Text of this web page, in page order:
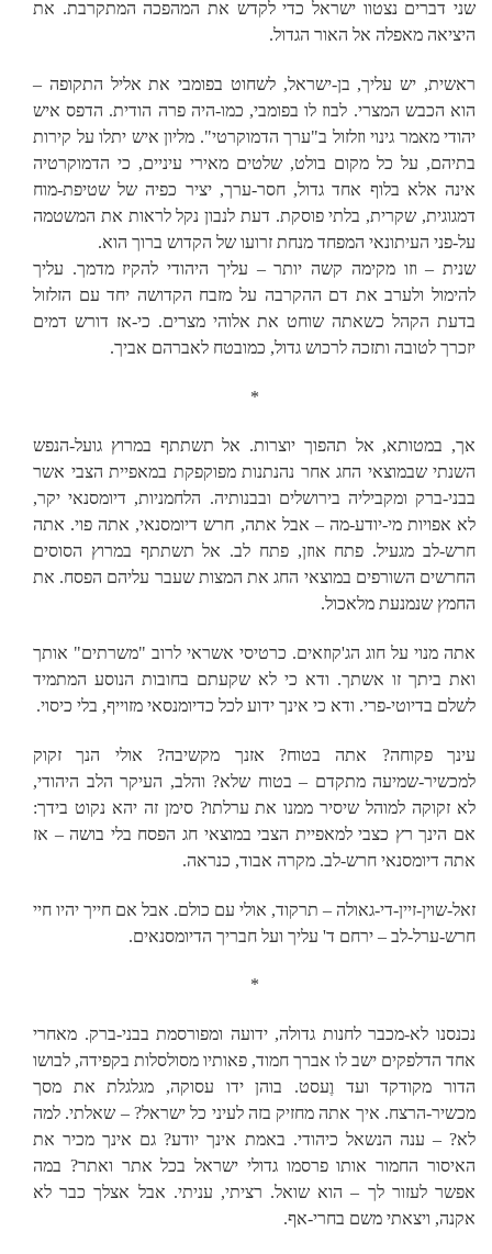
שני דברים נצטוו ישראל כדי לקדש את המהפכה המתקרבת. את
היציאה מאפלה אל האור הגדול.
ראשית, יש עליך, בן-ישראל, לשחוט בפומבי את אליל התקופה –
הוא הכבש המצרי. לבוז לו בפומבי, כמו-היה פרה הודית. הדפס איש
יהודי מאמר גינוי וזלזול ב"ערך הדמוקרטי". מליון איש יתלו על קירות
בתיהם, על כל מקום בולט, שלטים מאירי עיניים, כי הדמוקרטיה
אינה אלא בלוף אחד גדול, חסר-ערך, יציר כפיה של שטיפת-מוח
דמגוגית, שקרית, בלתי פוסקת. דעת לנבון נקל לראות את המשטמה
על-פני העיתונאי המפחד מנחת זרועו של הקדוש ברוך הוא.
שנית – וזו מקימה קשה יותר – עליך היהודי להקיז מדמך. עליך
להימול ולערב את דם ההקרבה על מזבח הקדושה יחד עם הזלזול
בדעת הקהל כשאתה שוחט את אלוהי מצרים. כי-אז דורש דמים
יזכרך לטובה ותזכה לרכוש גדול, כמובטח לאברהם אביך.
*
אך, במטותא, אל תהפוך יוצרות. אל תשתתף במרוץ גועל-הנפש
השנתי שבמוצאי החג אחר נהנתנות מפוקפקת במאפיית הצבי אשר
בבני-ברק ומקביליה בירושלים ובבנותיה. הלחמניות, דיומסנאי יקר,
לא אפויות מי-יודע-מה – אבל אתה, חרש דיומסנאי, אתה פוי. אתה
חרש-לב מגעיל. פתח אוזן, פתח לב. אל תשתתף במרוץ הסוסים
החרשים השורפים במוצאי החג את המצות שעבר עליהם הפסח. את
החמץ שנמנעת מלאכול.
אתה מנוי על חוג הג'קוזאים. כרטיסי אשראי לרוב "משרתים" אותך
ואת ביתך זו אשתך. ודא כי לא שקעתם בחובות הנוסע המתמיד
לשלם בדיוטי-פרי. ודא כי אינך ידוע לכל כדיומנסאי מזוייף, בלי כיסוי.
עינך פקוחה? אתה בטוח? אזנך מקשיבה? אולי הנך זקוק
למכשיר-שמיעה מתקדם – בטוח שלא? והלב, העיקר הלב היהודי,
לא זקוקה למוהל שיסיר ממנו את ערלתו? סימן זה יהא נקוט בידך:
אם הינך רץ כצבי למאפיית הצבי במוצאי חג הפסח בלי בושה – אז
אתה דיומסנאי חרש-לב. מקרה אבוד, כנראה.
זאל-שוין-זיין-די-גאולה – תרקוד, אולי עם כולם. אבל אם חייך יהיו חיי
חרש-ערל-לב – ירחם ד' עליך ועל חבריך הדיומסנאים.
*
נכנסנו לא-מכבר לחנות גדולה, ידועה ומפורסמת בבני-ברק. מאחרי
אחד הדלפקים ישב לו אברך חמוד, פאותיו מסולסלות בקפידה, לבושו
הדור מקודקד ועד וֶעסט. בוהן ידו עסוקה, מגלגלת את מסך
מכשיר-הרצח. איך אתה מחזיק בזה לעיני כל ישראל? – שאלתי. למה
לא? – ענה הנשאל כיהודי. באמת אינך יודע? גם אינך מכיר את
האיסור החמור אותו פרסמו גדולי ישראל בכל אתר ואתר? במה
אפשר לעזור לך – הוא שואל. רציתי, עניתי. אבל אצלך כבר לא
אקנה, ויצאתי משם בחרי-אף.